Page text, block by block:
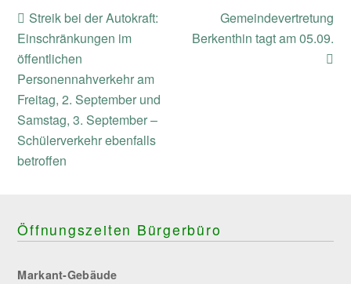
previous
post:
Streik bei der Autokraft:
Einschränkungen im
öffentlichen
Personennahverkehr am
Freitag, 2. September und
Samstag, 3. September –
Schülerverkehr ebenfalls
betroffen
next
post:
Gemeindevertretung
Berkenthin tagt am 05.09.
Öffnungszeiten Bürgerbüro
Markant-Gebäude